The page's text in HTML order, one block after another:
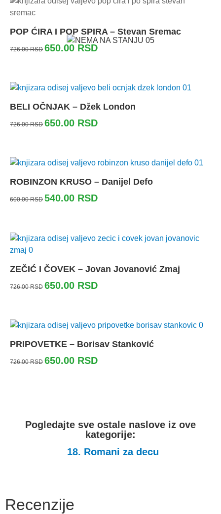
POP ĆIRA I POP SPIRA – Stevan Sremac
726.00RSD 650.00 RSD
BELI OČNJAK – Džek London
726.00RSD 650.00 RSD
ROBINZON KRUSO – Danijel Defo
600.00RSD 540.00 RSD
ZEČIĆ I ČOVEK – Jovan Jovanović Zmaj
726.00RSD 650.00 RSD
PRIPOVETKE – Borisav Stanković
726.00RSD 650.00 RSD
Pogledajte sve ostale naslove iz ove
kategorije:
18. Romani za decu
Recenzije